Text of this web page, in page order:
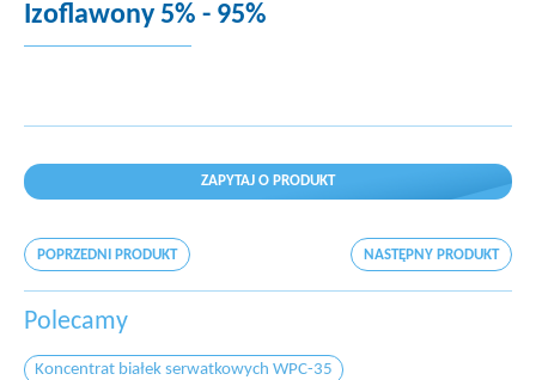
Izoflawony 5% - 95%
ZAPYTAJ O PRODUKT
POPRZEDNI PRODUKT NASTĘPNY PRODUKT
Polecamy
Koncentrat białek serwatkowych WPC-35